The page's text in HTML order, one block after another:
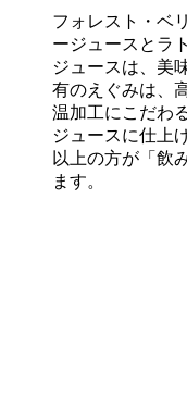
フォレスト・ベ
ージュースとラ
ジュースは、美
有のえぐみは、
温加工にこだわ
ジュースに仕上
以上の方が「飲
ます。